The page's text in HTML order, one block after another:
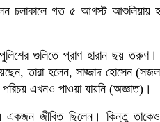
চলাকালে গত ৫ আগস্ট আশুলিয়ায়
গুলিতে প্রাণ হারান ছয়
তারা হলেন, সাজ্জাদ হোসেন
এখনও পাওয়া যায়নি (অজ্ঞাত)।
জীবিত ছিলেন। কিন্তু তাকেও